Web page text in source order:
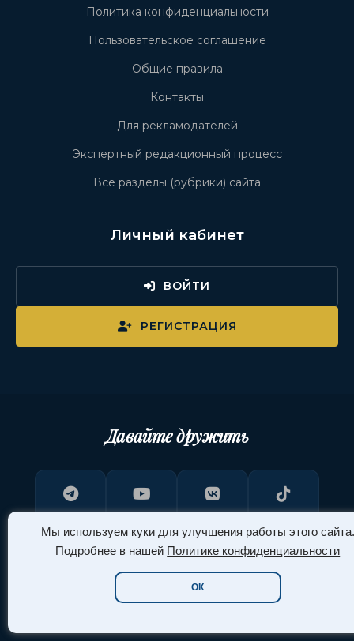
Мы используем куки для улучшения работы этого сайта.
Подробнее в нашей Политике конфиденциальности
ОК
Политика конфиденциальности
Пользовательское соглашение
Общие правила
Контакты
Для рекламодателей
Экспертный редакционный процесс
Все разделы (рубрики) сайта
Личный кабинет
ВОЙТИ
РЕГИСТРАЦИЯ
Давайте дружить
Pinterest